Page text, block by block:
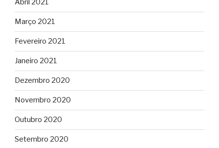
Abril 2021
Março 2021
Fevereiro 2021
Janeiro 2021
Dezembro 2020
Novembro 2020
Outubro 2020
Setembro 2020